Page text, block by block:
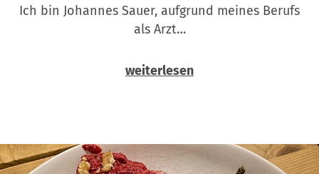
Ich bin Johannes Sauer, aufgrund meines Berufs
als Arzt…
weiterlesen